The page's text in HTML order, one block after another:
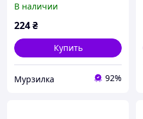
В наличии
224₴
Купить
Мурзилка 92%